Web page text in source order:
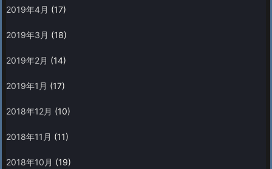
2019年4月 (17)
2019年3月 (18)
2019年2月 (14)
2019年1月 (17)
2018年12月 (10)
2018年11月 (11)
2018年10月 (19)